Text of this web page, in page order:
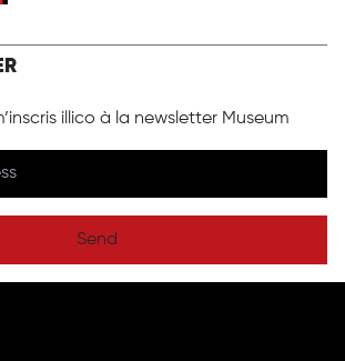
illico à la newsletter Museum
Send